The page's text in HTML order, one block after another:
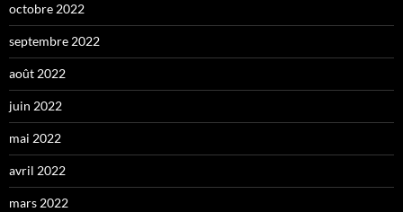
octobre 2022
septembre 2022
août 2022
juin 2022
mai 2022
avril 2022
mars 2022